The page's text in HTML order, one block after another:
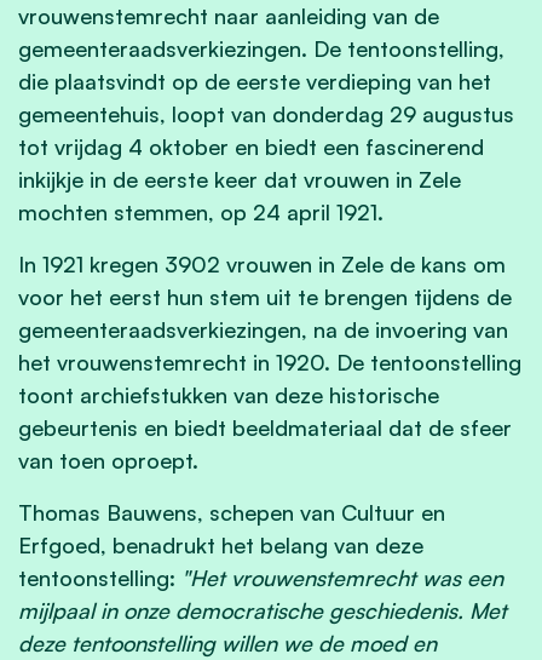
vrouwenstemrecht naar aanleiding van de
gemeenteraadsverkiezingen. De tentoonstelling,
die plaatsvindt op de eerste verdieping van het
gemeentehuis, loopt van donderdag 29 augustus
tot vrijdag 4 oktober en biedt een fascinerend
inkijkje in de eerste keer dat vrouwen in Zele
mochten stemmen, op 24 april 1921.
In 1921 kregen 3902 vrouwen in Zele de kans om
voor het eerst hun stem uit te brengen tijdens de
gemeenteraadsverkiezingen, na de invoering van
het vrouwenstemrecht in 1920. De tentoonstelling
toont archiefstukken van deze historische
gebeurtenis en biedt beeldmateriaal dat de sfeer
van toen oproept.
Thomas Bauwens, schepen van Cultuur en
Erfgoed, benadrukt het belang van deze
tentoonstelling: "Het vrouwenstemrecht was een
mijlpaal in onze democratische geschiedenis. Met
deze tentoonstelling willen we de moed en